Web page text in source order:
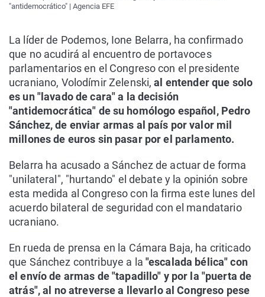
"antidemocrático" | Agencia EFE
La líder de Podemos, Ione Belarra, ha confirmado
que no acudirá al encuentro de portavoces
parlamentarios en el Congreso con el presidente
ucraniano, Volodímir Zelenski, al entender que solo
es un "lavado de cara" a la decisión
"antidemocrática" de su homólogo español, Pedro
Sánchez, de enviar armas al país por valor mil
millones de euros sin pasar por el parlamento.
Belarra ha acusado a Sánchez de actuar de forma
"unilateral", "hurtando" el debate y la opinión sobre
esta medida al Congreso con la firma este lunes del
acuerdo bilateral de seguridad con el mandatario
ucraniano.
En rueda de prensa en la Cámara Baja, ha criticado
que Sánchez contribuye a la "escalada bélica" con
el envío de armas de "tapadillo" y por la "puerta de
atrás", al no atreverse a llevarlo al Congreso pese